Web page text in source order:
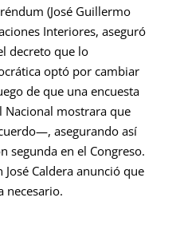
(José Guillermo
Interiores, aseguró
decreto que lo
optó por cambiar
de que una encuesta
Nacional mostrara que
asegurando así
segunda en el Congreso.
José Caldera anunció que
necesario.